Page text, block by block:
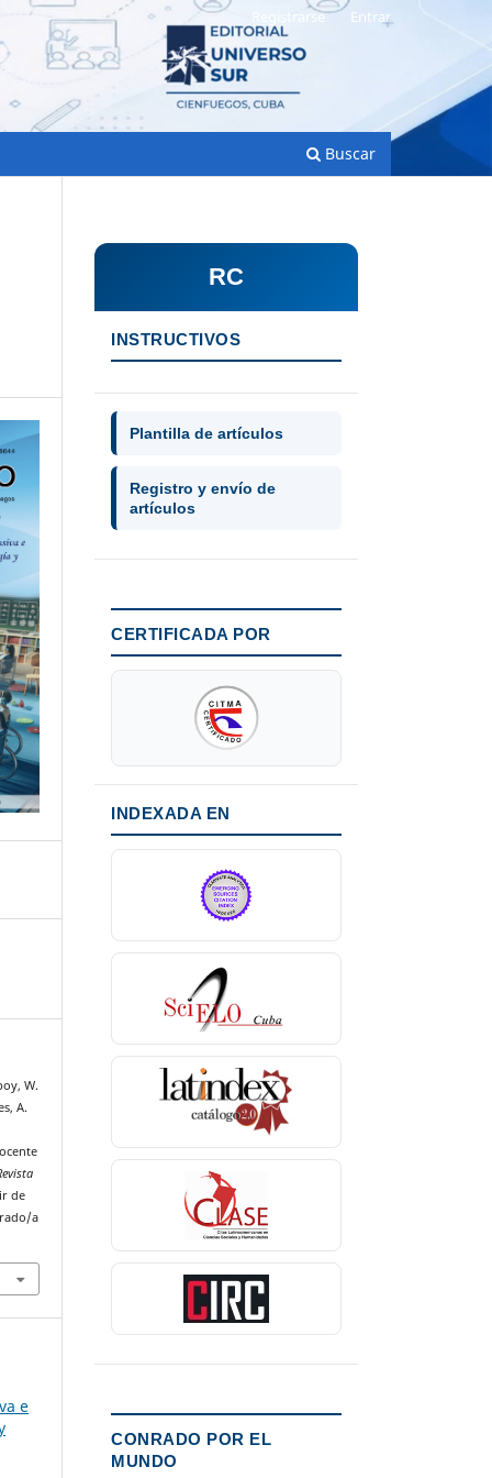
Buscar
Registrarse Entrar
W.
A.
de
a
e
RC
INSTRUCTIVOS
Plantilla de artículos
Registro y envío de
artículos
CERTIFICADA POR
INDEXADA EN
CONRADO POR EL
MUNDO